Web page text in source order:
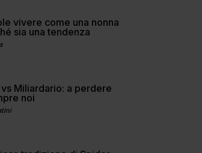
vivere come una nonna
sia una tendenza
Miliardario: a perdere
noi